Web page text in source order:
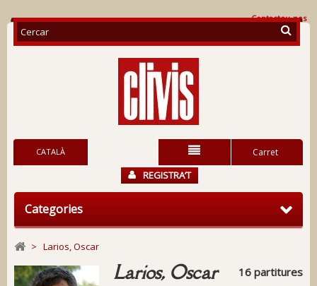
Contacteu-nos
Carret
CATALÀ
REGISTRA’T
Categories
> Larios, Oscar
Larios, Oscar 16 partitures